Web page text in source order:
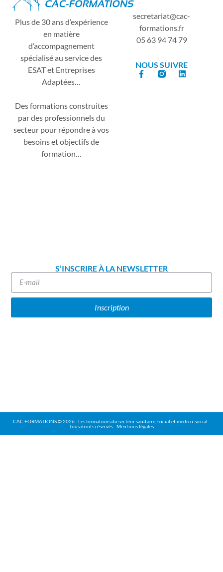
Plus de 30 ans d’expérience
en matière
d’accompagnement
spécialisé au service des
ESAT et Entreprises
Adaptées…
Des formations construites
par des professionnels du
secteur pour répondre à vos
besoins et objectifs de
formation…
secretariat
cac-
formations.fr
05 63 94 74 79
NOUS SUIVRE
S’INSCRIRE À LA NEWSLETTER
Inscription
CAC-FORMATIONS © 2026 - Les formations du secteur sanitaire, social et médico-social -
Tous droits réservés - Mentions légales